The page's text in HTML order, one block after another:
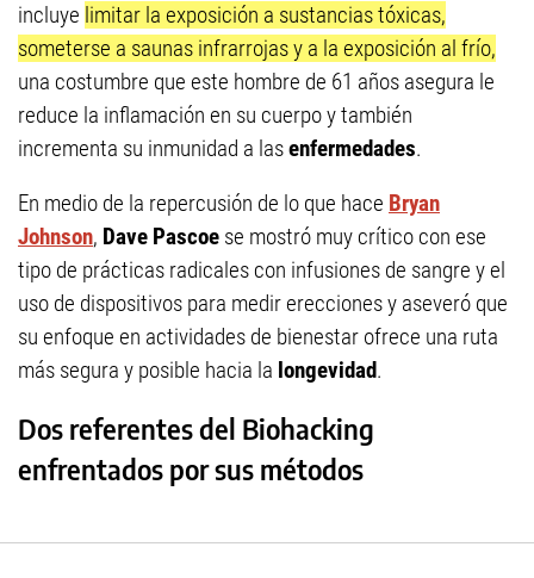
incluye limitar la exposición a sustancias tóxicas,
someterse a saunas infrarrojas y a la exposición al frío,
una costumbre que este hombre de 61 años asegura le
reduce la inflamación en su cuerpo y también
incrementa su inmunidad a lasenfermedades.
En medio de la repercusión de lo que hace Bryan
Johnson, Dave Pascoe se mostró muy crítico con ese
tipo de prácticas radicales con infusiones de sangre y el
uso de dispositivos para medir erecciones y aseveró que
su enfoque en actividades de bienestar ofrece una ruta
más segura y posible hacia la longevidad.
Dos referentes del Biohacking
enfrentados por sus métodos